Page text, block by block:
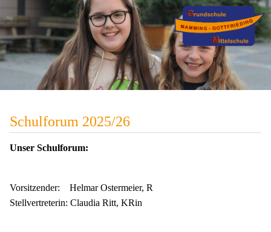
Schulforum 2025/26
Unser Schulforum:
Vorsitzender: Helmar Ostermeier, R
Stellvertreterin: Claudia Ritt, KRin